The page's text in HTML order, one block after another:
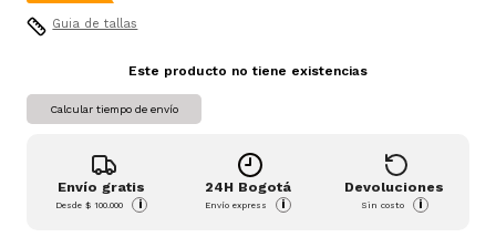
Guia de tallas
Este producto no tiene existencias
Calcular tiempo de envío
Envío gratis
Desde$ 100.000 i
24H Bogotá
Envío express i
Devoluciones
Sin costo i